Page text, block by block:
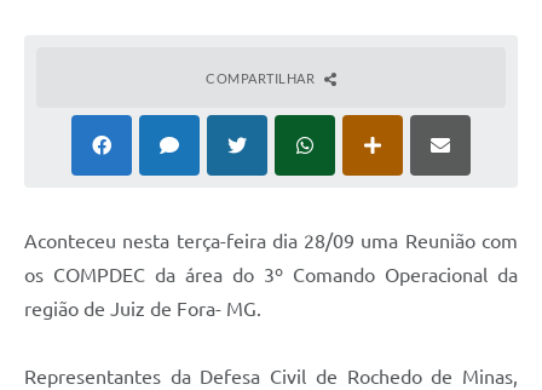
COMPARTILHAR
Aconteceu nesta terça-feira dia 28/09 uma Reunião com
os COMPDEC da área do 3º Comando Operacional da
região de Juiz de Fora- MG.
Representantes da Defesa Civil de Rochedo de Minas,